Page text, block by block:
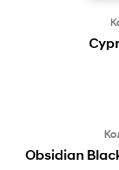
Obsidian